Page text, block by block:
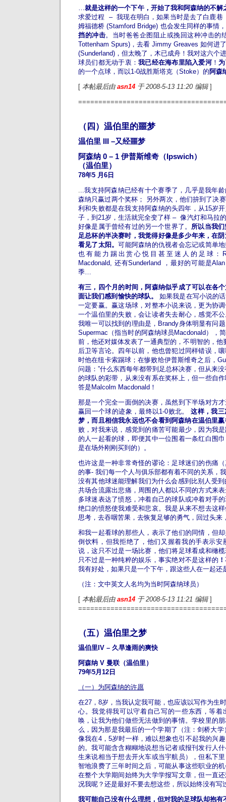
就是这样的一个下午，开始了我和阿森纳的不解
求爱过程 – 我现在明白，如果当时是去了白鹿巷
姆福德桥 (Stamford Bridge) 也会发生同样的事情，
挡的冲击。当时爸爸企图阻止或挽回这种冲击的
Tottenham Spurs)，去看 Jimmy Greaves 如何进
(Sunderland)，但太晚了，木已成舟！我对这六个
球员们都无动于衷：我已经在海布里陷入爱河！
的一个点球，而以1-0战胜斯塔克（Stoke）的阿森
[ 本帖最后由 asn14 于 2008-5-13 11:20 编辑 ]
（四）温伯里的噩梦
温伯里 III –又经噩梦
阿森纳 0 – 1 伊普斯维奇（Ipswich）
（温伯里）
78年5 月6日
..我支持阿森纳已经有十个赛季了，几乎是我年
森纳只赢过两个奖杯； 另外两次，他们拚到了决
利和失败都是在我支持阿森纳的头四年，从15岁
子，到21岁，生活就完全变了样 – 像汽灯和马拉
好像是属于曾经有过的另一个世界了。 所以当我
足总杯的半决赛时，我觉得好像是多少年来，在
看见了太阳。可能阿森纳的仇视者会忘记或简单
也有能力踢出赏心悦目甚至迷人的足球：
Macdonald, 还有Sunderland ，最好的可能是
季…
有三，四个月的时间，阿森纳似乎成了可以在各
面让我们感到愉快的球队。如果我是在写小说的
一定要赢。赢这场球，对整本小说来说，更为协
一个温伯里的失败，会让读者失去耐心，感觉不
我唯一可以找到的理由是，Brandy身体明显有问
Supermac（指当时的阿森纳球员Macdonald），
前，他还对媒体发表了一通典型的，不明智的，他
后卫等言论。四年以前，他也曾犯过同样错误，
时他在纽卡索踢球；在惨败给伊普斯维奇之后，
问题：”什么东西每年都带到足总杯决赛，但从来
的球队的彩带，从来没有系在奖杯上，但一些自
答是Malcolm Macdonald！
那是一个完全一面倒的决赛，虽然到下半场对方
赢回一个球的迹象，最终以1-0败北。这样，我
梦，而且相信我永远也不会看到阿森纳在温伯里
败，对我来说，感觉到的痛苦可能最少，因为我
的人一起看的球，即便其中一位围着一条红白围
是在场外刚刚买到的）。
也许这是一种非常奇怪的谬论：足球迷们的伤痛
的事- 我们每一个人与俱乐部都有着不同的关系，
没有其他球迷能理解我们为什么会感到比别人受
共场合流露出悲痛，周围的人都以不同的方式来
多球迷表达了愤怒，冲着自己的球队或冲着对手
绝口的愤怒使我难受和悲哀。我是从来不想去这
思考，去吞咽苦果，去恢复足够的勇气，回过头来
和我一起看球的那些人，表示了他们的同情，但
倒饮料，但我拒绝了，他们又握着我的手表示安
说，这只不过是一场比赛，他们将足球看成和橄
只不过是一种纯粹的娱乐，事实绝对不是这样的 ！
我有好处，如果只是一个下午，跟这些人在一起还
（注：文中英文人名均为当时阿森纳球员）
[ 本帖最后由 asn14 于 2008-5-13 11:21 编辑 ]
（五）温伯里之梦
温伯里IV – 久旱逢雨的爽快
阿森纳 V 曼联（温伯里）
79年5月12日
（一）为阿森纳的许愿
在27，8岁，当我认定我可能，也应该以写作为生
心。我觉得我可以守着自己写的一些东西，等着
唤，让我为他们做些无法做到的事情。学校里的
么，因为那是我最后的一个学期了（注：剑桥大
像我在4，5岁时一样，难以想象也引不起我的兴
的。我可能含含糊糊地说想当记者或报刊发行人
生来说相当于想去开火车或当宇航员），但私下
智地浪费了三年时间之后，可能从事这些职业的
在整个大学期间始终为大学学报写文章，但一直
况我呢？还是最好不要去想这些，所以始终没有写
我可能自己没有什么理想，但对我的足球队却抱有